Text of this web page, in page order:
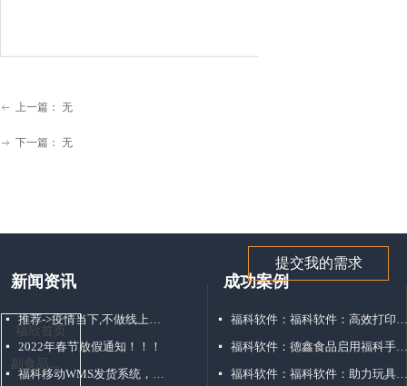
ꂃ 上一篇： 无
ꁹ 下一篇： 无
新闻资讯
넷 推荐->疫情当下,不做线上订货商城,吃大亏!!!
넷 2022年春节放假通知！！！
넷 福科移动WMS发货系统，仓库管理好帮手！
넷 福科软件：福科软件：高效打印方式解决仓库配货难题
넷 福科软件：德鑫食品启用福科手机移动销售软件
넷 福科软件：福科软件：助力玩具经销打破困局“玩转”移动进销存
成功案例
提交我的需求
福欣首页
副
食品批发行业